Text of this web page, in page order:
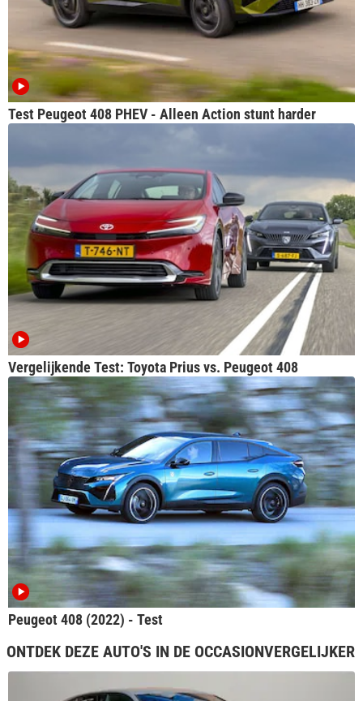
Test Peugeot 408 PHEV - Alleen Action stunt harder
Vergelijkende Test: Toyota Prius vs. Peugeot 408
Peugeot 408 (2022) - Test
ONTDEK DEZE AUTO'S IN DE OCCASIONVERGELIJKER